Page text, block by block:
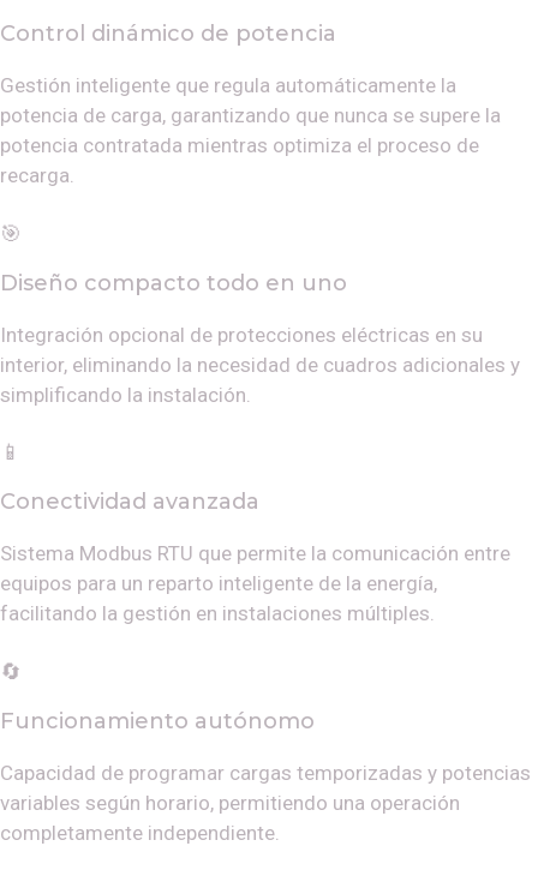
Control dinámico de potencia
Gestión inteligente que regula automáticamente la
potencia de carga, garantizando que nunca se supere la
potencia contratada mientras optimiza el proceso de
recarga.
🎯
Diseño compacto todo en uno
Integración opcional de protecciones eléctricas en su
interior, eliminando la necesidad de cuadros adicionales y
simplificando la instalación.
📱
Conectividad avanzada
Sistema Modbus RTU que permite la comunicación entre
equipos para un reparto inteligente de la energía,
facilitando la gestión en instalaciones múltiples.
🔄
Funcionamiento autónomo
Capacidad de programar cargas temporizadas y potencias
variables según horario, permitiendo una operación
completamente independiente.